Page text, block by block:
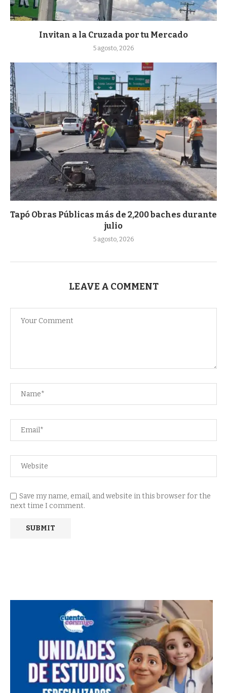
Invitan a la Cruzada por tu Mercado
5 agosto, 2026
Tapó Obras Públicas más de 2,200 baches durante
julio
5 agosto, 2026
LEAVE A COMMENT
Save my name, email, and website in this browser for the
next time I comment.